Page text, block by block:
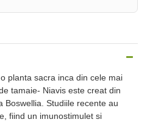
planta sacra inca din cele mai
tamaie- Niavis este creat din
Boswellia. Studiile recente au
fiind un imunostimulet si